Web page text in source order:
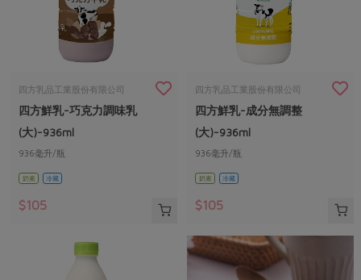
四方乳品工業股份有限公司
四方鮮乳-巧克力調味乳
(大)-936ml
936毫升/瓶
奶素 冷藏
$105
四方乳品工業股份有限公司
四方鮮乳-成分無調整
(大)-936ml
936毫升/瓶
奶素 冷藏
$105